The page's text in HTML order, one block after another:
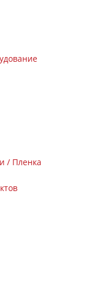
/ Пленка